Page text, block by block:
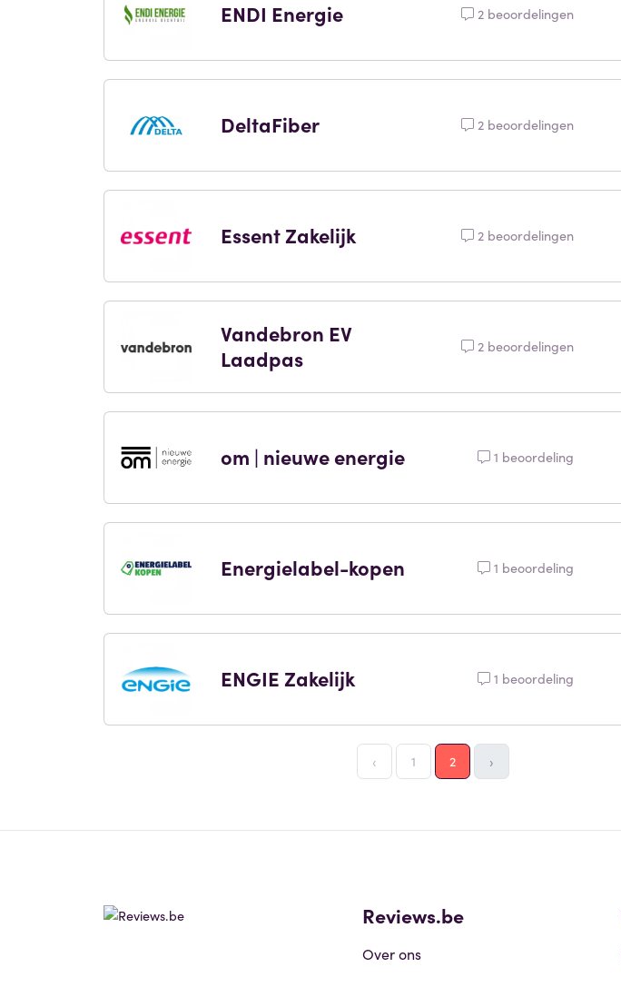
ENDI Energie 2 beoordelingen
DeltaFiber 2 beoordelingen
Essent Zakelijk 2 beoordelingen
Vandebron EV
Laadpas
2 beoordelingen
om | nieuwe energie 1 beoordeling
Energielabel-kopen 1 beoordeling
ENGIE Zakelijk 1 beoordeling
‹ 1 2 ›
Reviews.be
Over ons